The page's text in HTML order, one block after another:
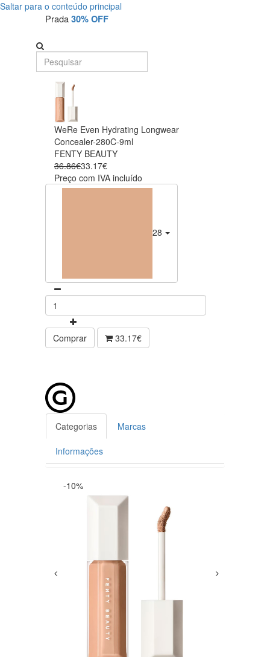
Saltar para o conteúdo principal
Prada30% OFF
WeRe Even Hydrating Longwear
Concealer-280C-9ml
FENTY BEAUTY
36.86€33.17€
Preço com IVA incluído
280C
Comprar 33.17€
Categorias Marcas
Informações
-10%